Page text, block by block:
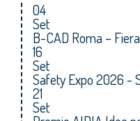
04
Set
B-CAD Roma –
16
Set
Safety Expo 2026 -
21
Set